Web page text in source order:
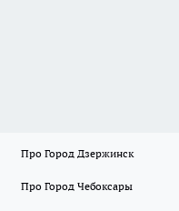
Про Город Дзержинск
Про Город Чебоксары